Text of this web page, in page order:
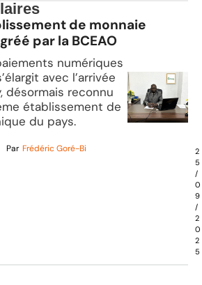
de monnaie
par la BCEAO
numériques
avec l’arrivée
désormais reconnu
établissement de
du pays.
Par Frédéric Goré-Bi
2
5
/
0
9
/
2
0
2
5